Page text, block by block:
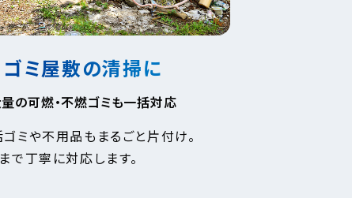
ゴミ屋敷の清掃に
の可燃・不燃ゴミも一括対応
ミや不用品もまるごと片付け。
で丁寧に対応します。